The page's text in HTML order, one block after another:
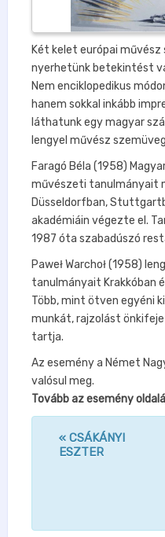
Két kelet­ európai művész
nyerhetünk betekintést
Nem enciklopedikus
hanem sokkal inkább
láthatunk egy magyar
lengyel művész
Faragó Béla (1958)
művészeti tanulmányait
Düsseldorfban,
akadémiáin végezte el.
1987 óta szabadúszó
Paweł Warchoł (1958)
tanulmányait Krakkóban
Több, mint ötven egyéni
munkát, rajzolást
tartja.
Az esemény a Német
valósul meg.
Tovább az esemény
« CSÁKÁNYI
ESZTER